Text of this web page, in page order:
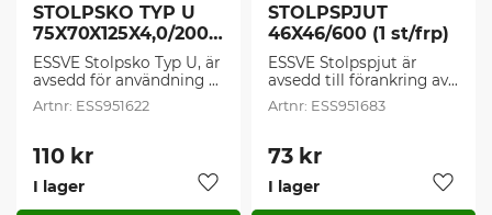
STOLPSKO TYP U
75X70X125X4,0/200
FZV (1 st/frp)
ESSVE Stolpsko Typ U, är
avsedd för användning
som understöd av pelare
och stolpar som skall
ESS951622
110 kr
Lägg till i favoriter
I lager
STOLPSPJUT
46X46/600 (1 st/frp)
ESSVE Stolpspjut är
avsedd till förankring av
staketstolpar och
enklare
enklare alternativ till
Stolpskor.
ESS951683
73 kr
Lägg
I lager